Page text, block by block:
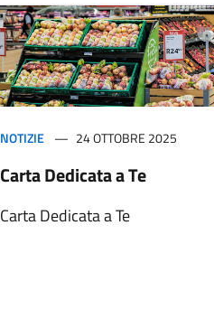
NOTIZIE 24 OTTOBRE 2025
Carta Dedicata a Te
Carta Dedicata a Te